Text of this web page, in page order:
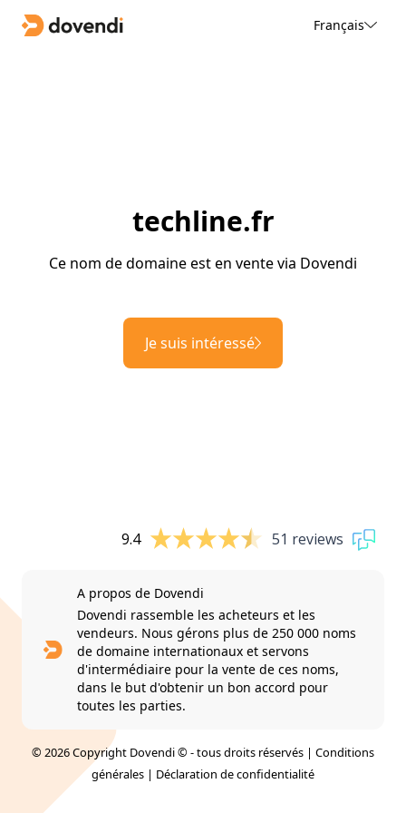
Français
techline.fr
Ce nom de domaine est en vente via Dovendi
Je suis intéressé
9.4 51 reviews
A propos de Dovendi
Dovendi rassemble les acheteurs et les
vendeurs. Nous gérons plus de 250 000 noms
de domaine internationaux et servons
d'intermédiaire pour la vente de ces noms,
dans le but d'obtenir un bon accord pour
toutes les parties.
© 2026 Copyright Dovendi © - tous droits réservés | Conditions
générales | Déclaration de confidentialité